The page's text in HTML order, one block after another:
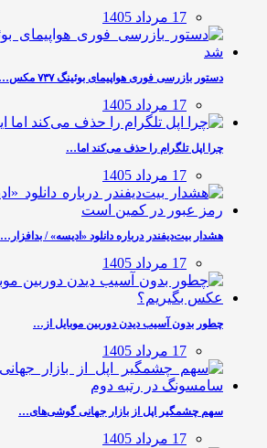
17 مرداد 1405
دستور بازرسی فوری هواپیمای بوئینگ ۷۳۷ مکس…
17 مرداد 1405
چرا اپل تلگرام را حذف می‌کند اما…
17 مرداد 1405
هشدار بیت‌دیفندر درباره دانلود «ادیسه» / بدافزار…
17 مرداد 1405
چطور بدون آسیب دیدن دوربین موبایل از…
17 مرداد 1405
سهم چشمگیر اپل از بازار جهانی گوشی‌های…
17 مرداد 1405